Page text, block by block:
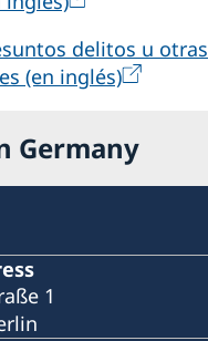
delitos u otras
(en inglés)
Germany
1